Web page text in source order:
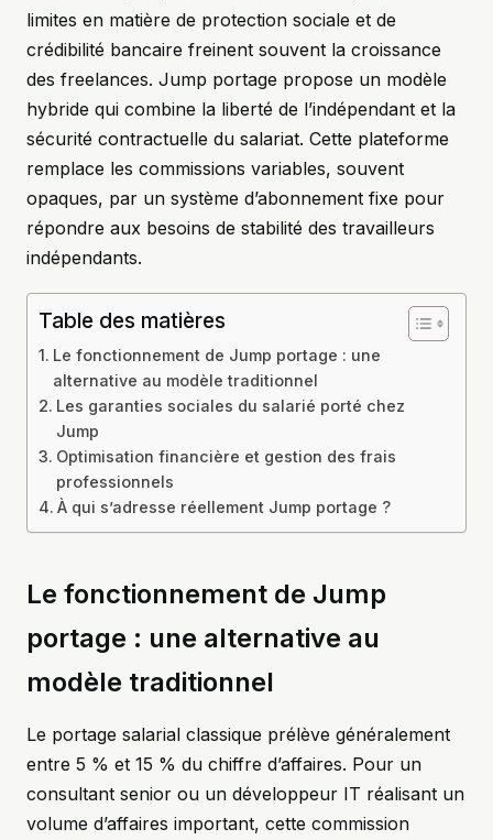
limites en matière de protection sociale et de
crédibilité bancaire freinent souvent la croissance
des freelances. Jump portage propose un modèle
hybride qui combine la liberté de l’indépendant et la
sécurité contractuelle du salariat. Cette plateforme
remplace les commissions variables, souvent
opaques, par un système d’abonnement fixe pour
répondre aux besoins de stabilité des travailleurs
indépendants.
Table des matières
Le fonctionnement de Jump portage : une
alternative au modèle traditionnel
Les garanties sociales du salarié porté chez
Jump
Optimisation financière et gestion des frais
professionnels
À qui s’adresse réellement Jump portage ?
Le fonctionnement de Jump
portage : une alternative au
modèle traditionnel
Le portage salarial classique prélève généralement
entre 5 % et 15 % du chiffre d’affaires. Pour un
consultant senior ou un développeur IT réalisant un
volume d’affaires important, cette commission